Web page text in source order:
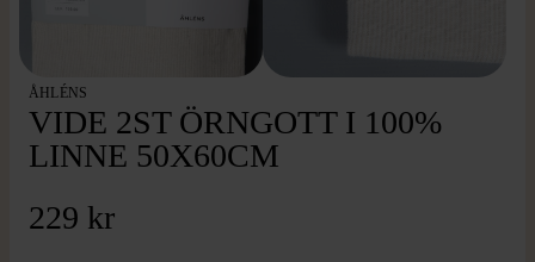
ÅHLÉNS
VIDE 2ST ÖRNGOTT I 100%
LINNE 50X60CM
229 kr